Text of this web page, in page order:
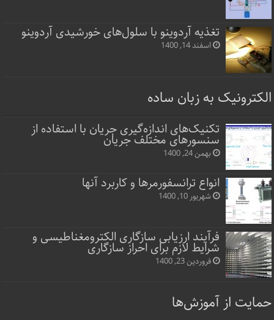
تغذیه آردوینو با سلول‌های خورشیدی آردوینو
اسفند 14, 1400
الکترونیک به زبان ساده
تکنیک‌های اندازه‌گیری جریان با استفاده از
سنسورهای مختلف جریان
بهمن 24, 1400
انواع ترانسفورمرها و کاربرد آنها
شهریور 10, 1400
فرآیند ارزیابی سازگاری الکترومغناطیسی و
شرایط لازم برای احراز سازگاری
فروردین 23, 1400
حمایت از آموزش‌ها